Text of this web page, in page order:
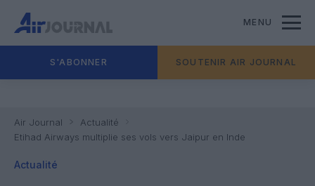
MENU
S'ABONNER SOUTENIR AIR JOURNAL
Air Journal
Actualité
Etihad Airways multiplie ses vols vers Jaipur en Inde
Actualité